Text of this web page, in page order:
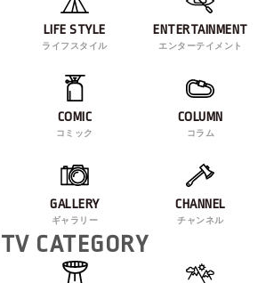
LIFE STYLE
ライフスタイル
ENTERTAINMENT
エンターテイメント
COMIC
コミック
COLUMN
コラム
GALLERY
ギャラリー
CHANNEL
チャンネル
TV CATEGORY